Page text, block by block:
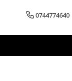
0744774640